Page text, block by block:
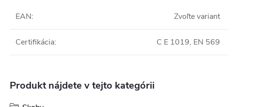
EAN: Zvoľte variant
Certifikácia: C E 1019, EN 569
Produkt nájdete v tejto kategórii